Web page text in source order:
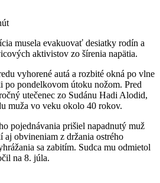
musela evakuovať desiatky rodín a
aktivistov zo šírenia napätia.
vyhorené autá a rozbité okná po vlne
po pondelkovom útoku nožom. Pred
utečenec zo Sudánu Hadi Alodid,
muža vo veku okolo 40 rokov.
pojednávania prišiel napadnutý muž
obvineniam z držania ostrého
sa zabitím. Sudca mu odmietol
na 8. júla.